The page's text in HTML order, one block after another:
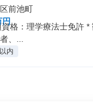
前池町
格：理学療法士免許 *
、...
内